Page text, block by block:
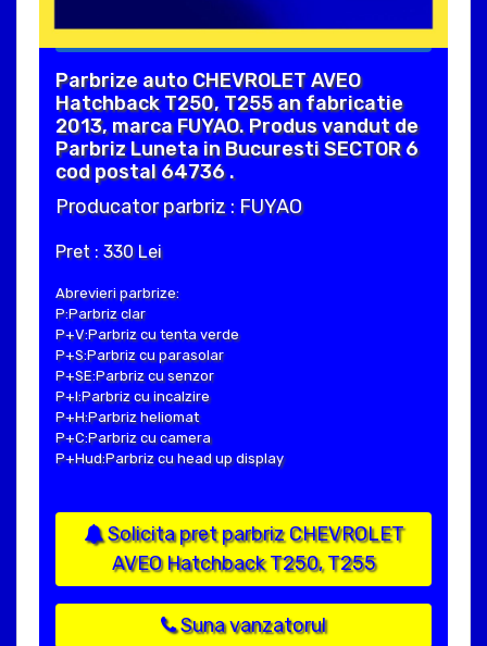
Parbrize auto CHEVROLET AVEO
Hatchback T250, T255 an fabricatie
2013, marca FUYAO. Produs vandut de
Parbriz Luneta in Bucuresti SECTOR 6
cod postal 64736 .
Producator parbriz : FUYAO
Pret : 330 Lei
Abrevieri parbrize:
P:Parbriz clar
P+V:Parbriz cu tenta verde
P+S:Parbriz cu parasolar
P+SE:Parbriz cu senzor
P+I:Parbriz cu incalzire
P+H:Parbriz heliomat
P+C:Parbriz cu camera
P+Hud:Parbriz cu head up display
Solicita pret parbriz CHEVROLET
AVEO Hatchback T250, T255
Suna vanzatorul